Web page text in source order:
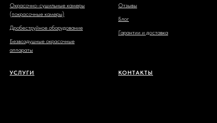
Окрасочно-сушильные камеры
(покрасочные камеры)
Дробеструйное оборудование
Безвоздушные окрасочные
аппараты
Отзывы
Блог
Гарантии и доставка
УСЛУГИ КОНТАКТЫ